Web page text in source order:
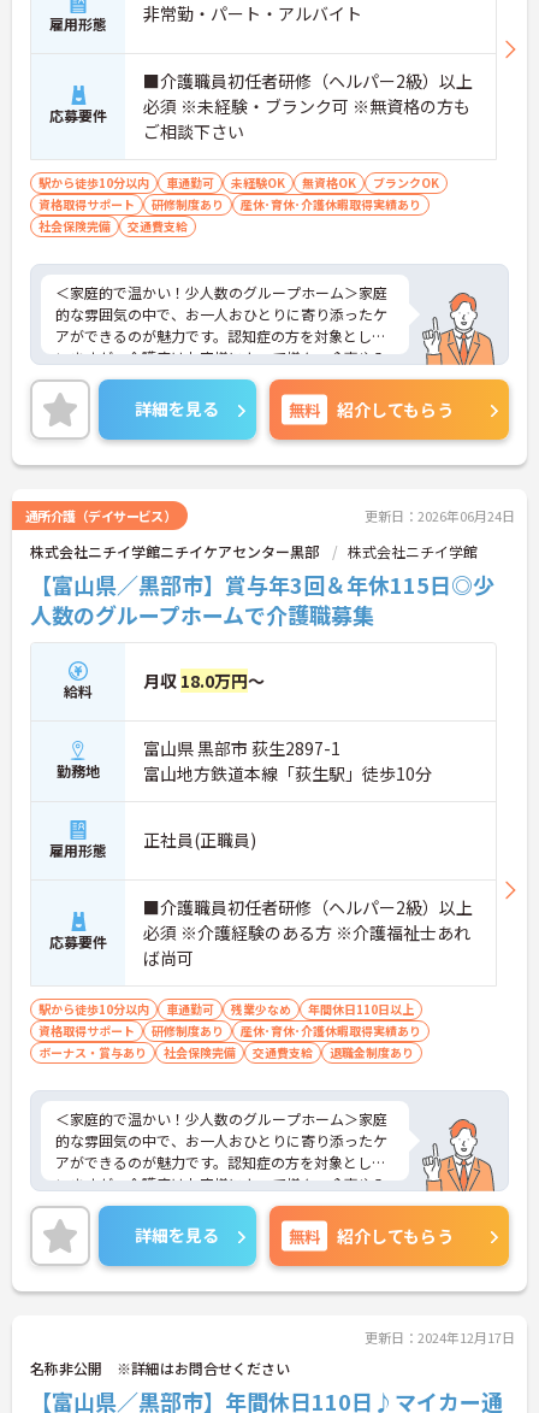
雇用形態 非常勤・パート・アルバイト
応募要件
■介護職員初任者研修（ヘルパー2級）以上
必須 ※未経験・ブランク可 ※無資格の方も
ご相談下さい
駅から徒歩10分以内 車通勤可 未経験OK 無資格OK
ブランクOK
資格取得サポート
研修制度あり
産休･育休･介護休暇取得実績あり
社会保険完備
交通費支給
＜家庭的で温かい！少人数のグループホーム＞家庭
的な雰囲気の中で、お一人おひとりに寄り添ったケ
アができるのが魅力です。認知症の方を対象として
いますが、介護度はお客様によって様々。食事や入
浴、排泄などの日常生活を支援しながら、まるで家
族のように温かい時間を共有できます。「流れ作業
ではなく、じっくりと人と向き合いたい」という方
にぴったりの環境です。
＜柔軟な働き方ができる＞プライベートを大切にし
から勤務可能で、働ける時間や日数は相談に乗って
もらえます。また、子ども手当（10～18歳対象）も
用意されており、子育て世代を応援する仕組みが整
っているのも嬉しいポイントです。
詳細を見る 無料 紹介してもらう
通所介護（デイサービス） 更新日：2026年06月24日
株式会社ニチイ学館ニチイケアセンター黒部 株式会社ニチイ学館
【富山県／黒部市】賞与年3回＆年休115日◎少
人数のグループホームで介護職募集
給料 月収 18.0万円～
勤務地
富山県 黒部市 荻生2897-1
富山地方鉄道本線「荻生駅」徒歩10分
雇用形態 正社員(正職員)
応募要件
■介護職員初任者研修（ヘルパー2級）以上
必須 ※介護経験のある方 ※介護福祉士あれ
ば尚可
駅から徒歩10分以内 車通勤可 残業少なめ
年間休日110日以上
資格取得サポート
研修制度あり
産休･育休･介護休暇取得実績あり
ボーナス・賞与あり
社会保険完備 交通費支給 退職金制度あり
＜家庭的で温かい！少人数のグループホーム＞家庭
的な雰囲気の中で、お一人おひとりに寄り添ったケ
アができるのが魅力です。認知症の方を対象として
いますが、介護度はお客様によって様々。食事や入
浴、排泄などの日常生活を支援しながら、まるで家
族のように温かい時間を共有できます。「流れ作業
ではなく、じっくりと人と向き合いたい」という方
にぴったりの環境です。
＜手厚い指導と資格支援＞先輩スタッフが丁寧に指
プ制度や、就業後の資格取得を積極的にサポートす
る体制が整っています。
詳細を見る 無料 紹介してもらう
更新日：2024年12月17日
名称非公開 ※詳細はお問合せください
【富山県／黒部市】年間休日110日♪マイカー通